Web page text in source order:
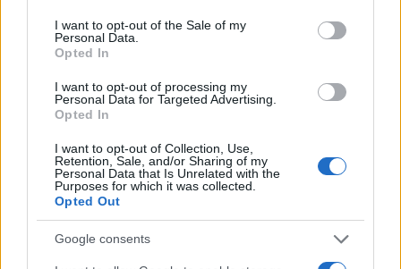
consent section.
I want to opt-out of the Sale of my
Personal Data.
Opted In
I want to opt-out of processing my
Personal Data for Targeted Advertising.
Opted In
I want to opt-out of Collection, Use,
Retention, Sale, and/or Sharing of my
Personal Data that Is Unrelated with the
Purposes for which it was collected.
Opted Out
Google consents
POCO F8 Ultra
δεν είναι απλώς μια αναβάθμιση
ρουτίνας. Είναι μια δήλωση ωριμότητας από έναν
κατασκευαστή που ξεκίνησε ως αουτσάιντερ και
πλέον διεκδικεί με αξιώσεις την κορυφή.
Συνδυάζοντας την κορυφαία επεξεργαστική ισχύ του
πρώτη φορά, ένα σύστημα κάμερας που μπορεί να
κοιτάξει στα μάτια τον ανταγωνισμό των 1000+
ευρώ, το F8 Ultra επαναπροσδιορίζει την έννοια της
αξίας.